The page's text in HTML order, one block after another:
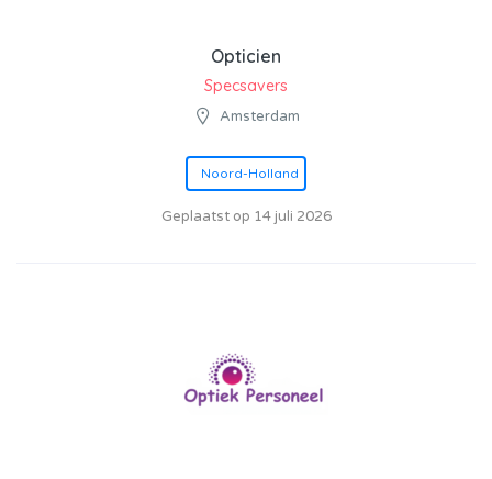
Opticien
Specsavers
Amsterdam
Noord-Holland
Geplaatst op 14 juli 2026